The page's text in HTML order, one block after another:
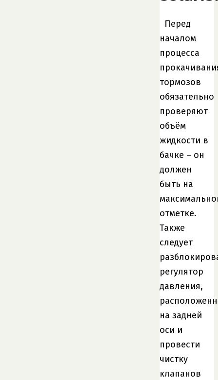
Перед
началом
процесса
тормозов
обязательно
проверяют
объём
жидкости в
бачке – он
должен
быть на
отметке.
Также
следует
регулятор
давления,
на задней
оси и
провести
чистку
клапанов